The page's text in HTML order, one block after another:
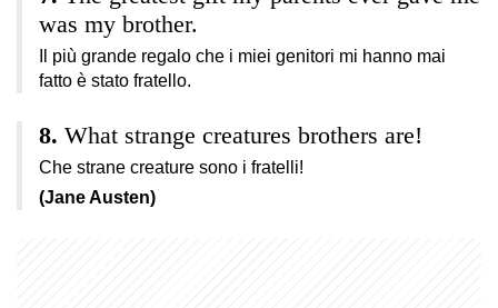
was my brother.
Il più grande regalo che i miei genitori mi hanno mai
fatto è stato fratello.
What strange creatures brothers are!
Che strane creature sono i fratelli!
(Jane Austen)